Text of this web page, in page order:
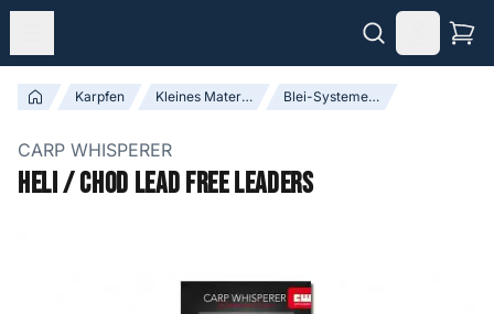
Karpfen Kleines Material Blei-Systemen & Leaders
CARP WHISPERER
Heli / Chod Lead Free Leaders